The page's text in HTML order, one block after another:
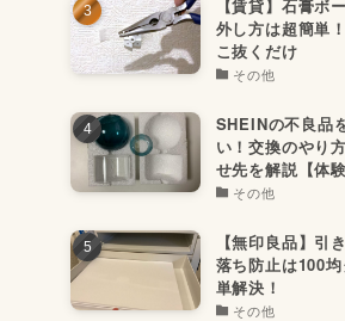
【賃貸】石膏ボ
外し方は超簡単
こ抜くだけ
その他
SHEINの不良品
い！交換のやり
せ先を解説【体
その他
【無印良品】引
落ち防止は100
単解決！
その他